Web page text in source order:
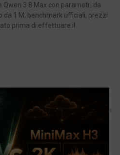
3.8 Max con parametri da
da 1 M, benchmark ufficiali, prezzi
prima di effettuare il